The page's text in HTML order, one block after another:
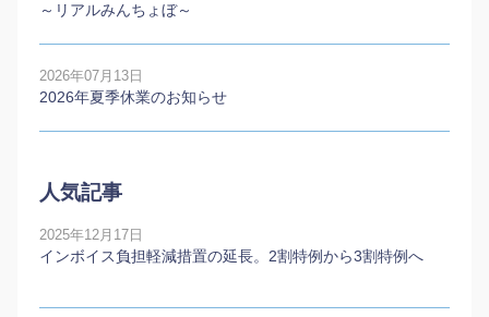
～リアルみんちょぼ～
2026年07月13日
2026年夏季休業のお知らせ
人気記事
2025年12月17日
インボイス負担軽減措置の延長。2割特例から3割特例へ